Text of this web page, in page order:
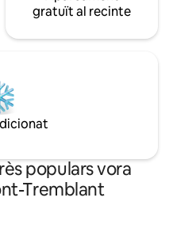
gratuït al recinte
populars vora
Tremblant